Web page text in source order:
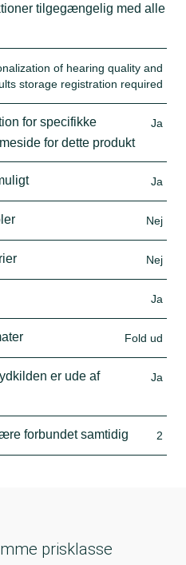
tilgegængelig med alle
of hearing quality and
storage registration required
for specifikke
for dette produkt
Ja
Ja
Nej
Nej
Ja
Fold ud
er ude af
Ja
forbundet samtidig 2
prisklasse